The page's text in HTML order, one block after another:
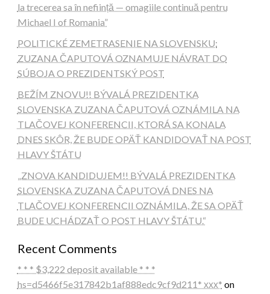
la trecerea sa în neființă — omagiile continuă pentru
Michael I of Romania”
POLITICKÉ ZEMETRASENIE NA SLOVENSKU:
ZUZANA ČAPUTOVÁ OZNAMUJE NÁVRAT DO
SÚBOJA O PREZIDENTSKÝ POST
BEŽÍM ZNOVU!! BÝVALÁ PREZIDENTKA
SLOVENSKA ZUZANA ČAPUTOVÁ OZNÁMILA NA
TLAČOVEJ KONFERENCII, KTORÁ SA KONALA
DNES SKÔR, ŽE BUDE OPÄŤ KANDIDOVAŤ NA POST
HLAVY ŠTÁTU
„ZNOVA KANDIDUJEM!! BÝVALÁ PREZIDENTKA
SLOVENSKA ZUZANA ČAPUTOVÁ DNES NA
TLAČOVEJ KONFERENCII OZNÁMILA, ŽE SA OPÄŤ
BUDE UCHÁDZAŤ O POST HLAVY ŠTÁTU.“
Recent Comments
* * * $3,222 deposit available * * *
hs=d5466f5e317842b1af888edc9cf9d211* ххх* on